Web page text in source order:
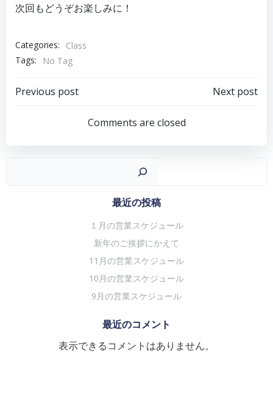
次回もどうぞお楽しみに！
Categories:
Class
Tags:
No Tag
投
ビ
Previous post
ナ
ビ
ゲ
シ
ョ
ン
Next post
Comments are closed
最近の投稿
１月の営業スケジュール
新年のご挨拶にかえて
11月の営業スケジュール
10月の営業スケジュール
9月の営業スケジュール
最近のコメント
表示できるコメントはありません。